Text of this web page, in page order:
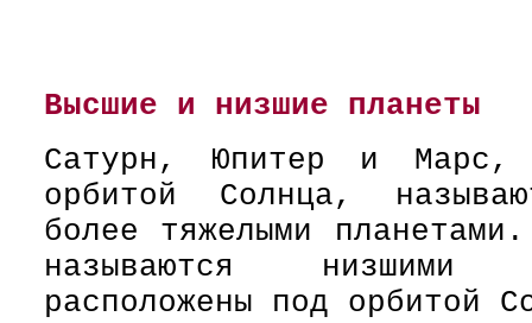
Высшие и низшие планеты
Сатурн, Юпитер и Марс,
орбитой Солнца,
более тяжелыми
называются низшими
расположены под орбитой